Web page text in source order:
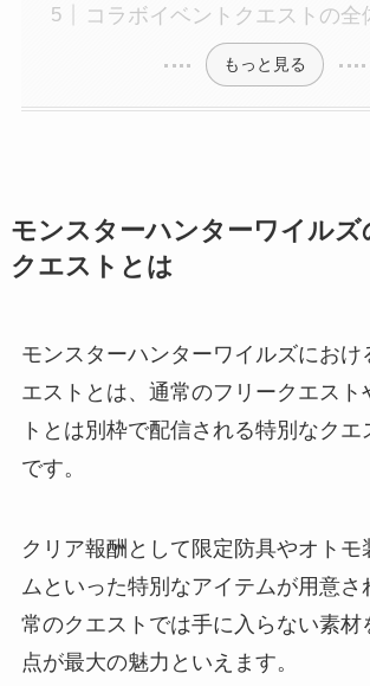
コラボイベントクエストの全
もっと見る
モンスターハンターワイルズ
クエストとは
モンスターハンターワイルズにおけ
エストとは、通常のフリークエスト
トとは別枠で配信される特別なクエ
です。
クリア報酬として限定防具やオトモ
ムといった特別なアイテムが用意さ
常のクエストでは手に入らない素材
点が最大の魅力といえます。